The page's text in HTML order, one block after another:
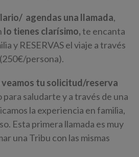
agendas una llamada,
lo tienes clarísimo,te encanta
y RESERVAS el viaje a través
persona).
veamos tu solicitud/reserva
saludarte y a través de una
la experiencia en familia,
Esta primera llamada es muy
una Tribu con las mismas